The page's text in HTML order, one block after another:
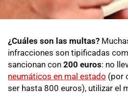
¿Cuáles son las multas?
infracciones son tipificadas
sancionan con 200 euros: no
neumáticos en mal estado (por
ser hasta 800 euros), utilizar el